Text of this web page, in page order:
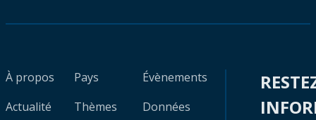
À propos
Actualité
Pays
Thèmes
Évènements
Données